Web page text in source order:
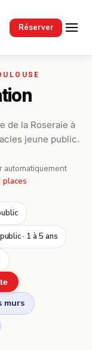
Réserver
de la Roseraie à
jeune public.
automatiquement
places
· 1 à 5 ans
murs